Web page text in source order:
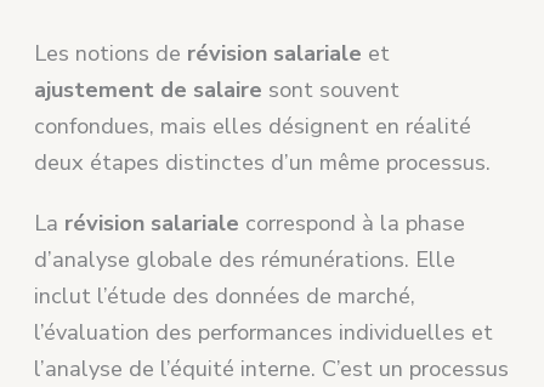
Les notions de révision salariale et
ajustement de salaire sont souvent
confondues, mais elles désignent en réalité
deux étapes distinctes d’un même processus.
La révision salariale correspond à la phase
d’analyse globale des rémunérations. Elle
inclut l’étude des données de marché,
l’évaluation des performances individuelles et
l’analyse de l’équité interne. C’est un processus